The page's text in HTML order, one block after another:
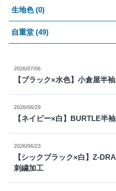
生地色 (0)
自重堂 (49)
2026/07/06
【ブラック×水色】小倉屋半
2026/06/29
【ネイビー×白】BURTLE半
2026/06/23
【シックブラック×白】Z-
刺繍加工